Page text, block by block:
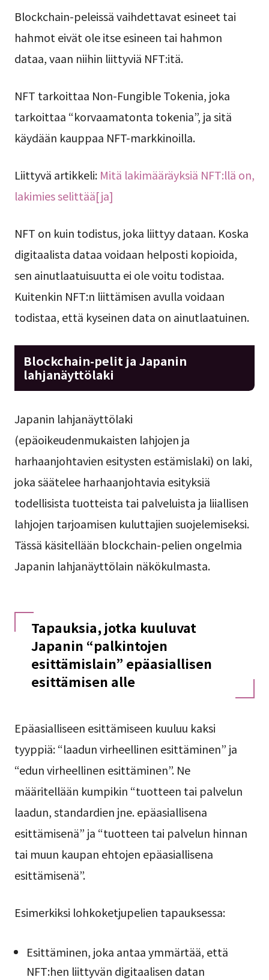
Blockchain-peleissä vaihdettavat esineet tai
hahmot eivät ole itse esineen tai hahmon
dataa, vaan niihin liittyviä NFT:itä.
NFT tarkoittaa Non-Fungible Tokenia, joka
tarkoittaa “korvaamatonta tokenia”, ja sitä
käydään kauppaa NFT-markkinoilla.
Liittyvä artikkeli: Mitä lakimääräyksiä NFT:llä on,
lakimies selittää[ja]
NFT on kuin todistus, joka liittyy dataan. Koska
digitaalista dataa voidaan helposti kopioida,
sen ainutlaatuisuutta ei ole voitu todistaa.
Kuitenkin NFT:n liittämisen avulla voidaan
todistaa, että kyseinen data on ainutlaatuinen.
Blockchain-pelit ja Japanin
lahjanäyttölaki
Japanin lahjanäyttölaki
(epäoikeudenmukaisten lahjojen ja
harhaanjohtavien esitysten estämislaki) on laki,
joka säätelee harhaanjohtavia esityksiä
todellisista tuotteista tai palveluista ja liiallisen
lahjojen tarjoamisen kuluttajien suojelemiseksi.
Tässä käsitellään blockchain-pelien ongelmia
Japanin lahjanäyttölain näkökulmasta.
Tapauksia, jotka kuuluvat
Japanin “palkintojen
esittämislain” epäasiallisen
esittämisen alle
Epäasialliseen esittämiseen kuuluu kaksi
tyyppiä: “laadun virheellinen esittäminen” ja
“edun virheellinen esittäminen”. Ne
määritellään kumpikin “tuotteen tai palvelun
laadun, standardien jne. epäasiallisena
esittämisenä” ja “tuotteen tai palvelun hinnan
tai muun kaupan ehtojen epäasiallisena
esittämisenä”.
Esimerkiksi lohkoketjupelien tapauksessa:
Esittäminen, joka antaa ymmärtää, että
NFT:hen liittyvän digitaalisen datan